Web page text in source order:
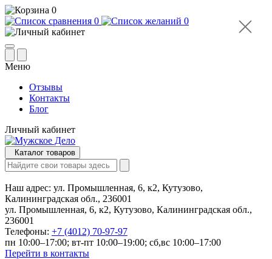
0
0
0
Меню
Отзывы
Контакты
Блог
Личный кабинет
Каталог товаров
Наш адрес: ул. Промышленная, 6, к2, Кутузово,
Калининградская обл., 236001
ул. Промышленная, 6, к2, Кутузово, Калининградская обл.,
236001
Телефоны: +7 (4012) 70-97-97
пн 10:00–17:00; вт-пт 10:00–19:00; сб,вс 10:00–17:00
Перейти в контакты